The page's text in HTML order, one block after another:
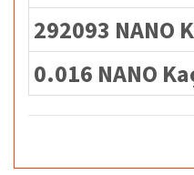
292093 NANO
0.016 NANO